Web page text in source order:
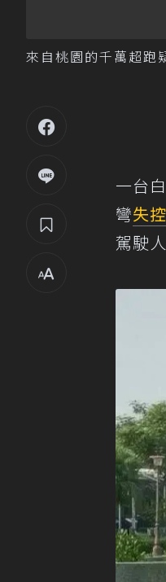
來自桃園的千萬超跑
一台
彎失
駕駛